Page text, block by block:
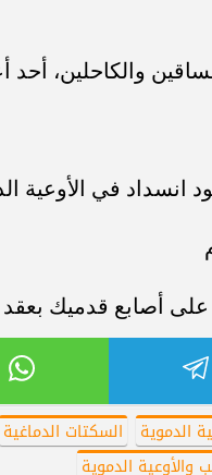
والكاحلين،
انسداد في الأوعية
أصابع قدميك بعقد
الدموية السكتات الدماغية
والأوعية الدموية